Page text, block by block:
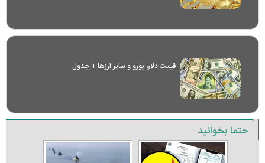
قیمت دلار، یورو و سایر ارز‌ها + جدول
حتما بخوانید